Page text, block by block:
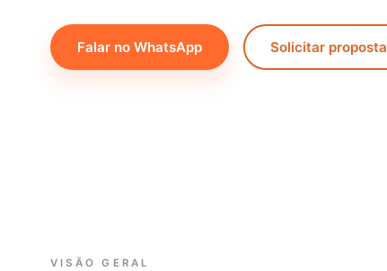
Falar no WhatsApp Solicitar proposta
VISÃO GERAL